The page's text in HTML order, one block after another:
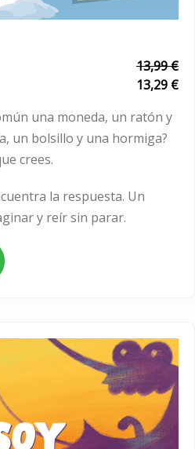
13,99 €
13,29 €
una moneda, un ratón y
un bolsillo y una hormiga?
crees.
la respuesta. Un
y reír sin parar.